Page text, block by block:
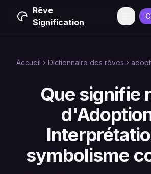
Rêve
Signification
Menu
Accueil Dictionnaire des rêves
Que signifie
symbolisme